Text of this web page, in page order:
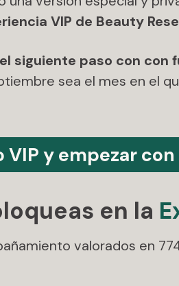
VIP de Beauty
siguiente paso con con
sea el mes en el
VIP y empezar
en la
valorados en